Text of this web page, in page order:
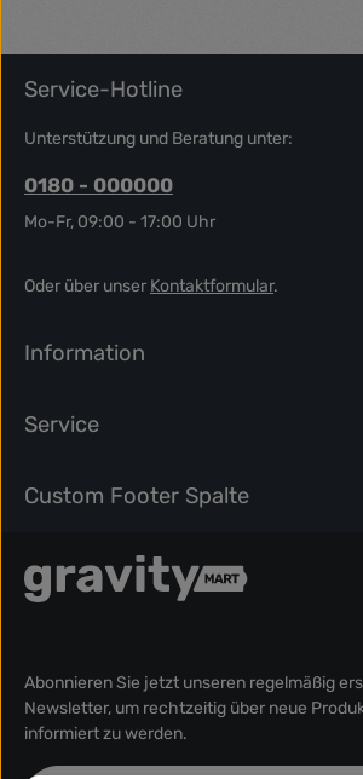
Service-Hotline
Unterstützung und Beratung unter:
0180 - 000000
Mo-Fr, 09:00 - 17:00 Uhr
Oder über unser Kontaktformular.
Information
Service
Custom Footer Spalte
Abonnieren Sie jetzt unseren regelmäßig
Newsletter, um rechtzeitig über neue
informiert zu werden.